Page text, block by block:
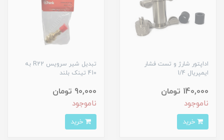
اداپتور شارژ و تست فشار
ایمپریال 1/4
140,000 تومان
ناموجود
تبدیل شیر سرویس R22 به
410 تینک بلند
90,000 تومان
ناموجود